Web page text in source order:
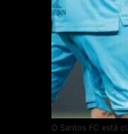
O Santos FC está